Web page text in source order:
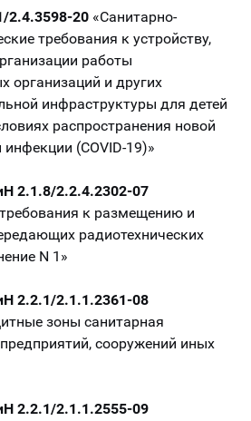
2.4.3598-20 «Санитарно-
требования к устройству,
работы
организаций и других
инфраструктуры для детей
распространения новой
(COVID-19)»
2.1.8/2.2.4.2302-07
требования к размещению и
радиотехнических
N 1»
2.2.1/2.1.1.2361-08
зоны санитарная
сооружений иных
2.2.1/2.1.1.2555-09